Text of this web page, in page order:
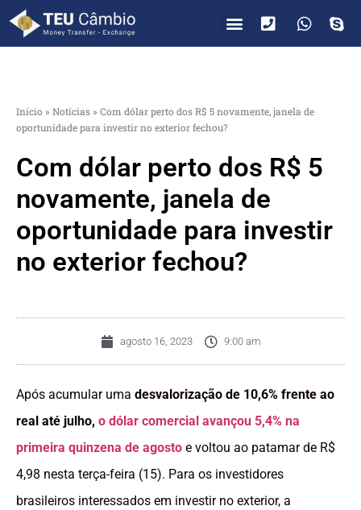
Início » Notícias » Com dólar perto dos R$ 5 novamente, janela de
oportunidade para investir no exterior fechou?
Com dólar perto dos R$ 5
novamente, janela de
oportunidade para investir
no exterior fechou?
agosto 16, 2023 9:00 am
Após acumular uma desvalorização de 10,6% frente ao
real até julho, o dólar comercial avançou 5,4% na
primeira quinzena de agosto e voltou ao patamar de R$
4,98 nesta terça-feira (15). Para os investidores
brasileiros interessados em investir no exterior, a